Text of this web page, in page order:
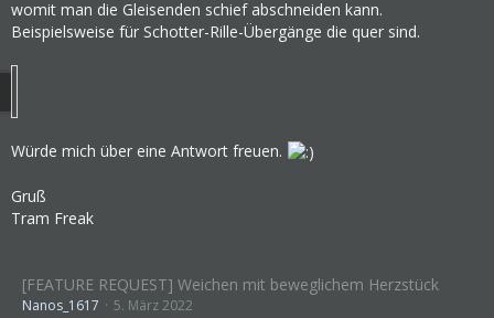
womit man die Gleisenden schief abschneiden kann.
Beispielsweise für Schotter-Rille-Übergänge die quer sind.
Würde mich über eine Antwort freuen.
Gruß
Tram Freak
[FEATURE REQUEST] Weichen mit beweglichem Herzstück
Nanos_1617 5. März 2022